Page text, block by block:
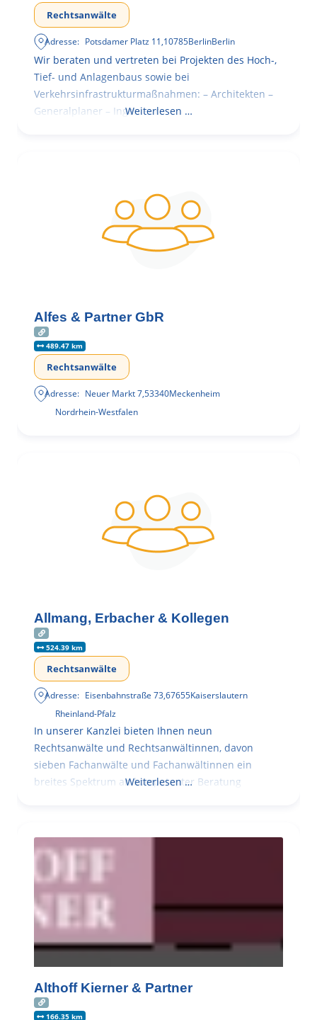
Rechtsanwälte
Adresse: Potsdamer Platz 11,10785BerlinBerlin
Wir beraten und vertreten bei Projekten des Hoch-,
Tief- und Anlagenbaus sowie bei
Verkehrsinfrastrukturmaßnahmen: – Architekten –
Generalplaner – Ingenieure
Weiterlesen …
Alfes & Partner GbR
489.47 km
Rechtsanwälte
Adresse: Neuer Markt 7,53340Meckenheim
Nordrhein-Westfalen
Allmang, Erbacher & Kollegen
524.39 km
Rechtsanwälte
Adresse: Eisenbahnstraße 73,67655Kaiserslautern
Rheinland-Pfalz
In unserer Kanzlei bieten Ihnen neun
Rechtsanwälte und Rechtsanwältinnen, davon
sieben Fachanwälte und Fachanwältinnen ein
breites Spektrum an kompetenter Beratung
Weiterlesen …
Althoff Kierner & Partner
166.35 km